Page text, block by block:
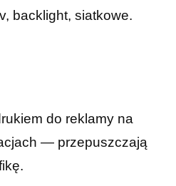
backlight, siatkowe.
do reklamy na
— przepuszczają